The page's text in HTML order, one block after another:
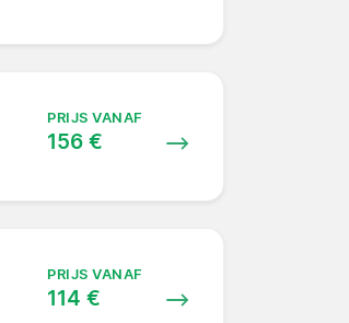
PRIJS VANAF
156 €
PRIJS VANAF
114 €